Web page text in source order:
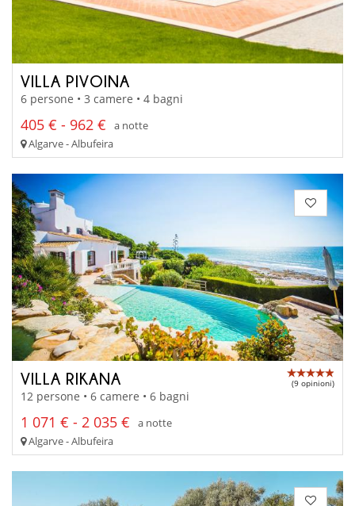
VILLA PIVOINA
6 persone • 3 camere • 4 bagni
405 € - 962 €
a notte
Algarve - Albufeira
VILLA RIKANA (9 opinioni)
12 persone • 6 camere • 6 bagni
1 071 € - 2 035 €
a notte
Algarve - Albufeira